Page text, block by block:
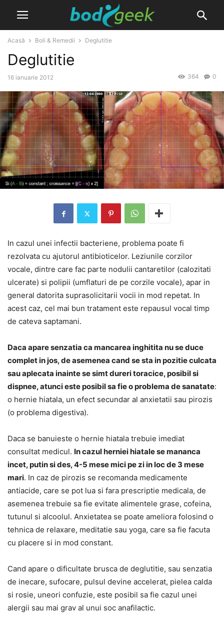
Acasă Boli & Remedii Deglutitie
Deglutitie
16 ianuarie 2012 0
364
In cazul unei infectii bacteriene, problema poate fi
rezolvata cu ajutorul antibioticelor. Leziunile corzilor
vocale, dintre care fac parte nodulii cantaretilor (calozitati
ulcerate) si polipii (umflaturi de pe corzile vocale), apar in
general datorita suprasolicitarii vocii in mod repetat. In
acest caz, cel mai bun tratament este repausul vocal timp
de cateva saptamani.
Daca apare senzatia ca mancarea inghitita nu se duce
complet in jos, de asemenea cand se sta in pozitie culcata
sau aplecata inainte se simt dureri toracice, posibil si
dispnee, atunci este posibil sa fie o problema de sanatate:
o hernie hiatala, un efect secundar al anxietatii sau pirozis
(o problema digestiva).
Daca se banuieste o hernie hiatala trebuie imediat
consultat medicul. In cazul herniei hiatale se mananca
incet, putin si des, 4-5 mese mici pe zi in loc de 3 mese
mari. In caz de pirozis se recomanda medicamente
antiacide, care se pot lua si fara prescriptie medicala, de
asemenea trebuie sa fie evitate alimentele grase, cofeina,
tutunul si alcoolul. Anxietatea se poate ameliora folosind o
tehnica de relaxare, meditatie sau yoga, care sa fie facuta
cu placere si in mod constant.
Cand apare o dificultate brusca de deglutitie, sau senzatia
de inecare, sufocare, pulsul devine accelerat, pielea calda
si rosie, uneori confuzie, este posibil sa fie cazul unei
alergii sau mai grav al unui soc anafilactic.